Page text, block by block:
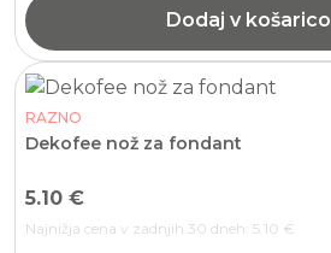
Dodaj v košarico
RAZNO
Dekofee nož za fondant
5.10 €
Najnižja cena v zadnjih 30 dneh: 5.10 €